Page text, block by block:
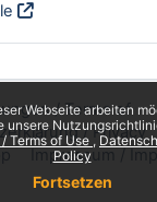
Webseite arbeiten
unsere
Terms of Use
Policy
Fortsetzen
/ Terms of
/ Privacy
Impressum /